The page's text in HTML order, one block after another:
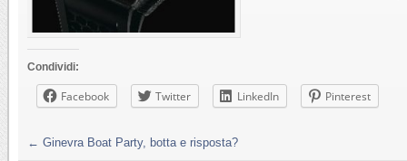
Condividi:
Facebook Twitter LinkedIn Pinterest
← Ginevra Boat Party, botta e risposta?